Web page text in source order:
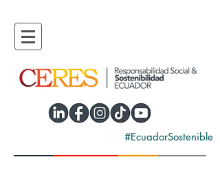
#EcuadorSostenible